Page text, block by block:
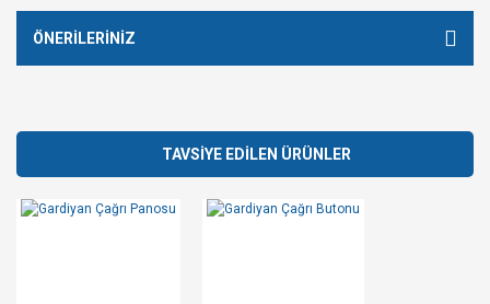
ÖNERILERINIZ
TAVSİYE EDİLEN ÜRÜNLER